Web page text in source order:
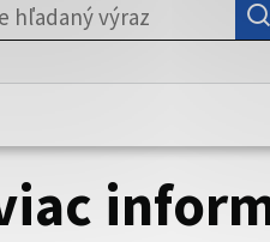
stránka vždy začína
NA NOVEJ KARTE
NA NOVEJ KARTE
NA NOVEJ KARTE